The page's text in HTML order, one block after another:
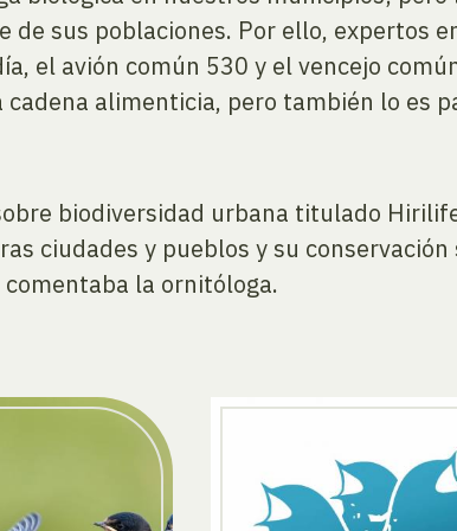
sus poblaciones. Por ello, expertos
el avión común 530 y el vencejo
alimenticia, pero también lo es
biodiversidad urbana titulado
ciudades y pueblos y su
la ornitóloga.